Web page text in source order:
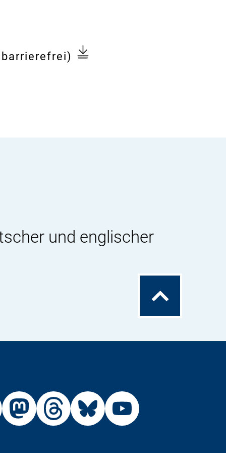
barrierefrei)
und englischer
Zum
Seitenanfang
Externer
Link:
BfR
Externer
Link:
BfR
Externer
Link:
BfR
Externer
Link:
BfR